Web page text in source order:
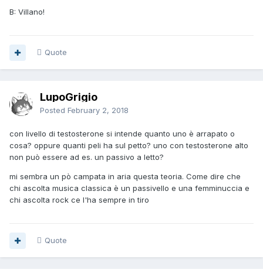
B: Villano!
Quote
LupoGrigio
Posted February 2, 2018
con livello di testosterone si intende quanto uno è arrapato o
cosa? oppure quanti peli ha sul petto? uno con testosterone alto
non può essere ad es. un passivo a letto?
mi sembra un pò campata in aria questa teoria. Come dire che
chi ascolta musica classica è un passivello e una femminuccia e
chi ascolta rock ce l'ha sempre in tiro
Quote